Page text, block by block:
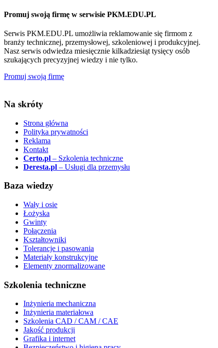
Promuj swoją firmę w serwisie PKM.EDU.PL
Serwis PKM.EDU.PL umożliwia reklamowanie się firmom z
branży technicznej, przemysłowej, szkoleniowej i produkcyjnej.
Nasz serwis odwiedza miesięcznie kilkadziesiąt tysięcy osób
szukających precyzyjnej wiedzy i nie tylko.
Promuj swoją firmę
Na skróty
Strona główna
Polityka prywatności
Reklama
Kontakt
Certo.pl – Szkolenia techniczne
Deresta.pl – Usługi dla przemysłu
Baza wiedzy
Wały i osie
Łożyska
Gwinty
Połączenia
Kształtowniki
Tolerancje i pasowania
Materiały konstrukcyjne
Elementy znormalizowane
Szkolenia techniczne
Inżynieria mechaniczna
Inżynieria materiałowa
Szkolenia CAD / CAM / CAE
Jakość produkcji
Grafika i internet